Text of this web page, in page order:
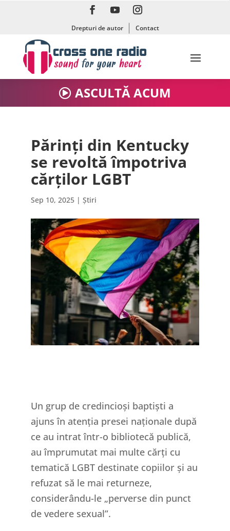
Drepturi de autor Contact
ASCULTĂ ACUM
Părinți din Kentucky
se revoltă împotriva
cărților LGBT
Sep 10, 2025| Știri
Un grup de credincioși baptiști a
ajuns în atenția presei naționale după
ce au intrat într-o bibliotecă publică,
au împrumutat mai multe cărți cu
tematică LGBT destinate copiilor și au
refuzat să le mai returneze,
considerându-le „perverse din punct
de vedere sexual”.